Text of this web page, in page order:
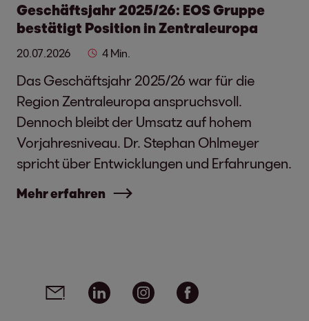
Geschäftsjahr 2025/26: EOS Gruppe
bestätigt Position in Zentraleuropa
20.07.2026 4 Min.
Das Geschäftsjahr 2025/26 war für die
Region Zentraleuropa anspruchsvoll.
Dennoch bleibt der Umsatz auf hohem
Vorjahresniveau. Dr. Stephan Ohlmeyer
spricht über Entwicklungen und Erfahrungen.
Mehr erfahren
Social Media Links - Artikel teilen
Email Linkedin Instagram